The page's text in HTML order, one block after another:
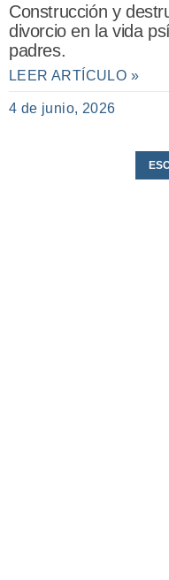
Construcción y
divorcio en la vida
padres.
LEER ARTÍCULO »
4 de junio, 2026